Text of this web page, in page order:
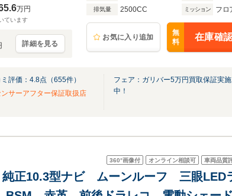
万円
ています
詳細を見る
排気量 2500CC ミッション フロ
お気に入り追加
無
料
在庫確
評価： 4.8点（655件）
ンサーアフター保証取扱店
フェア：ガリバー5万円買取保証実施
中！
360°画像付 オンライン相談可 車両品質
純正10.3型ナビ ムーンルーフ 三眼